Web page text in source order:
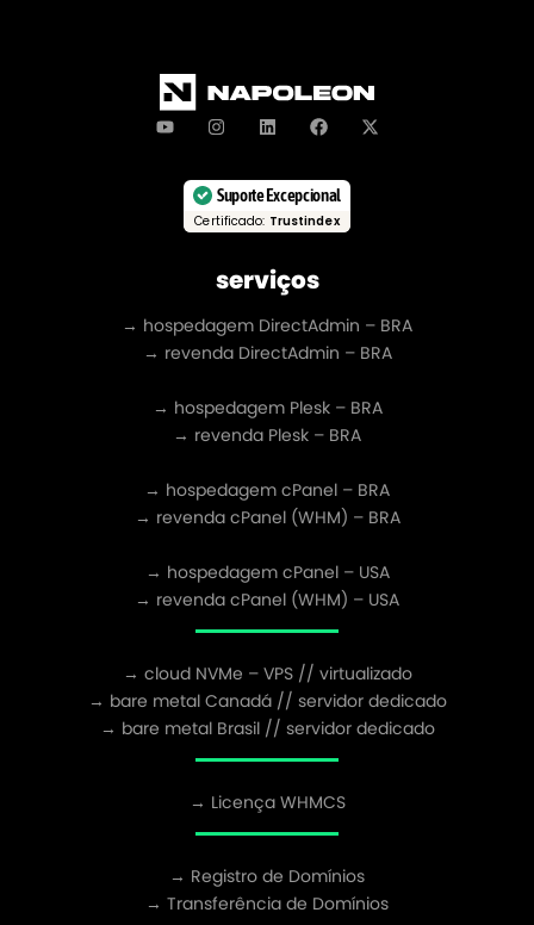
Suporte Excepcional
Certificado: Trustindex
serviços
→ hospedagem DirectAdmin – BRA
→ revenda DirectAdmin – BRA
→ hospedagem Plesk – BRA
→ revenda Plesk – BRA
→ hospedagem cPanel – BRA
→ revenda cPanel (WHM) – BRA
→ hospedagem cPanel – USA
→ revenda cPanel (WHM) – USA
→ cloud NVMe – VPS // virtualizado
→ bare metal Canadá // servidor dedicado
→ bare metal Brasil // servidor dedicado
→ Licença WHMCS
→ Registro de Domínios
→ Transferência de Domínios